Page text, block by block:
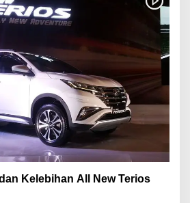
Kelebihan All New Terios